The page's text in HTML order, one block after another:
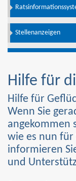
Stellenanzeigen
Hilfe für
Hilfe für
Wenn Sie
angekommen
wie es nun für
informieren
und